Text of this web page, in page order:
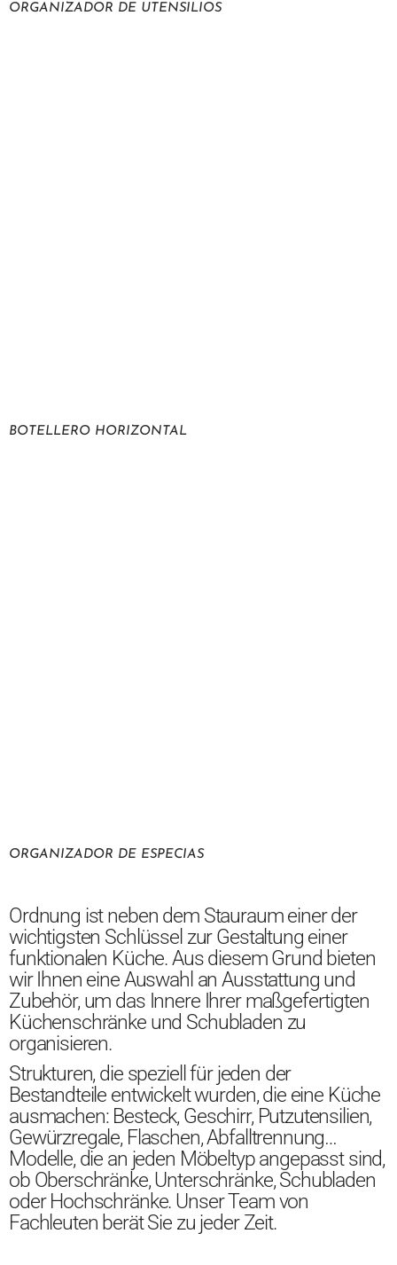
ORGANIZADOR DE UTENSILIOS
BOTELLERO HORIZONTAL
ORGANIZADOR DE ESPECIAS
Ordnung ist neben dem Stauraum einer der
wichtigsten Schlüssel zur Gestaltung einer
funktionalen Küche. Aus diesem Grund bieten
wir Ihnen eine Auswahl an Ausstattung und
Zubehör, um das Innere Ihrer maßgefertigten
Küchenschränke und Schubladen zu
organisieren.
Strukturen, die speziell für jeden der
Bestandteile entwickelt wurden, die eine Küche
ausmachen: Besteck, Geschirr, Putzutensilien,
Gewürzregale, Flaschen, Abfalltrennung…
Modelle, die an jeden Möbeltyp angepasst sind,
ob Oberschränke, Unterschränke, Schubladen
oder Hochschränke. Unser Team von
Fachleuten berät Sie zu jeder Zeit.